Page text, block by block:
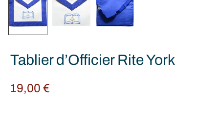
Tablier d’Officier Rite York
19,00€